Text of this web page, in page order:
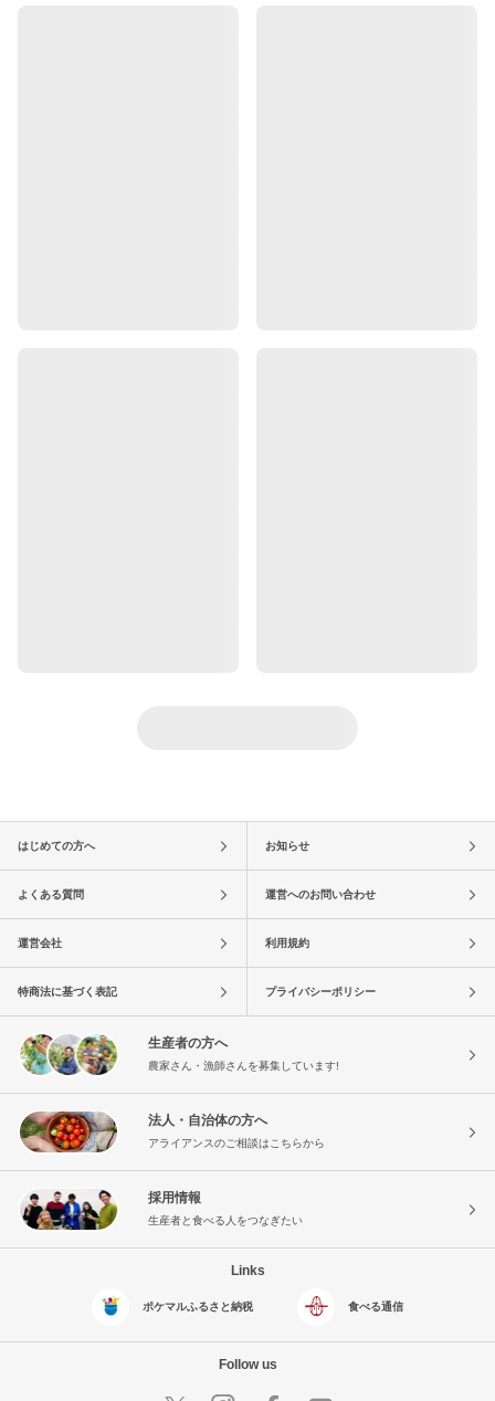
はじめての方へ お知らせ
よくある質問 運営へのお問い合わせ
運営会社 利用規約
特商法に基づく表記 プライバシーポリシー
生産者の方へ
農家さん・漁師さんを募集しています!
法人・自治体の方へ
アライアンスのご相談はこちらから
採用情報
生産者と食べる人をつなぎたい
Links
ポケマルふるさと納税 食べる通信
Follow us